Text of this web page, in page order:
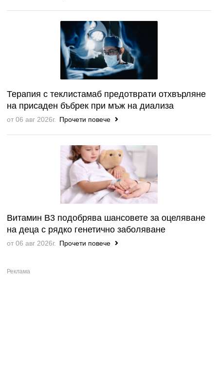
Терапия с теклистамаб предотврати отхвърляне
на присаден бъбрек при мъж на диализа
от 06 авг 2026г. Прочети повече
Витамин B3 подобрява шансовете за оцеляване
на деца с рядко генетично заболяване
от 06 авг 2026г. Прочети повече